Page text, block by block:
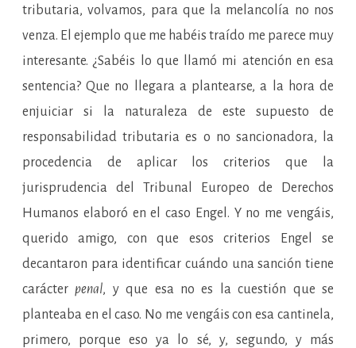
tributaria, volvamos, para que la melancolía no nos
venza. El ejemplo que me habéis traído me parece muy
interesante. ¿Sabéis lo que llamó mi atención en esa
sentencia? Que no llegara a plantearse, a la hora de
enjuiciar si la naturaleza de este supuesto de
responsabilidad tributaria es o no sancionadora, la
procedencia de aplicar los criterios que la
jurisprudencia del Tribunal Europeo de Derechos
Humanos elaboró en el caso Engel. Y no me vengáis,
querido amigo, con que esos criterios Engel se
decantaron para identificar cuándo una sanción tiene
carácterpenal, y que esa no es la cuestión que se
planteaba en el caso. No me vengáis con esa cantinela,
primero, porque eso ya lo sé, y, segundo, y más